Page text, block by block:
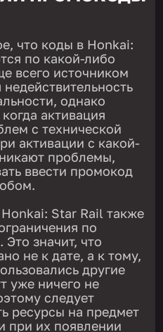
что коды в Honkai:
по какой-либо
всего источником
однако
активация
с технической
активации с какой-
проблемы,
ввести промокод
Star Rail также
по
Это значит, что
не к дате, а к тому,
другие
уже ничего не
следует
ресурсы на предмет
при их появлении